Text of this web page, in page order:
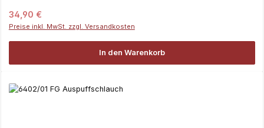
Regulärer Preis:
34,90 €
Preise inkl. MwSt. zzgl. Versandkosten
In den Warenkorb